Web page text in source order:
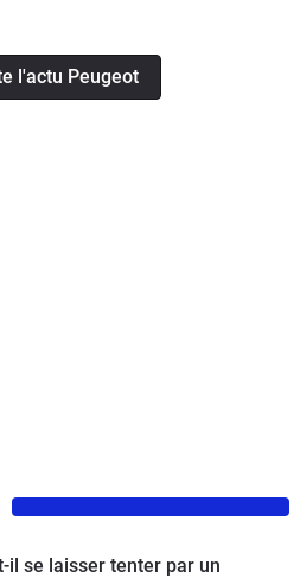
l'actu Peugeot
il se laisser tenter par un